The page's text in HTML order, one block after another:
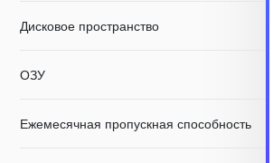
Дисковое пространство
ОЗУ
Ежемесячная пропускная способность